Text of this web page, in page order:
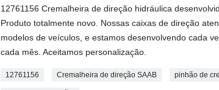
12761156 Cremalheira de direção hidráulica
Produto totalmente novo. Nossas caixas de direção
modelos de veículos, e estamos desenvolvendo cada
cada mês. Aceitamos personalização.
12761156 Cremalheira de direção SAAB pinhão de